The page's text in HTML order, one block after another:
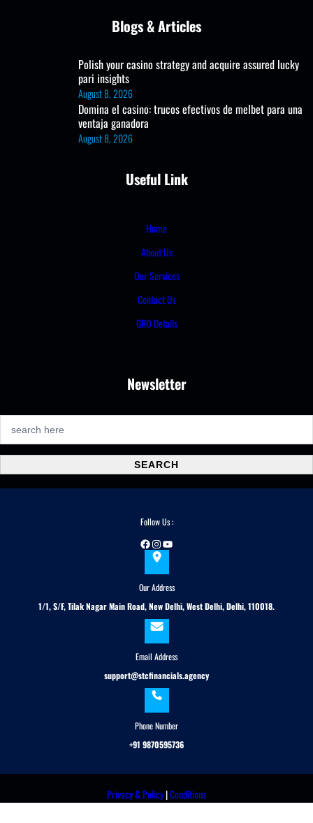
Blogs & Articles
Polish your casino strategy and acquire assured lucky
pari insights
August 8, 2026
Domina el casino: trucos efectivos de melbet para una
ventaja ganadora
August 8, 2026
Useful Link
Home
About Us
Our Services
Contact Us
GRO Details
Newsletter
a
r
c
SEARCH
Follow Us :
Facebook Instagram YouTube
Our Address
1/1, S/F, Tilak Nagar Main Road, New Delhi, West Delhi, Delhi, 110018.
Email Address
support@stcfinancials.agency
Phone Number
+91 9870595736
Privacy & Policy|Conditions